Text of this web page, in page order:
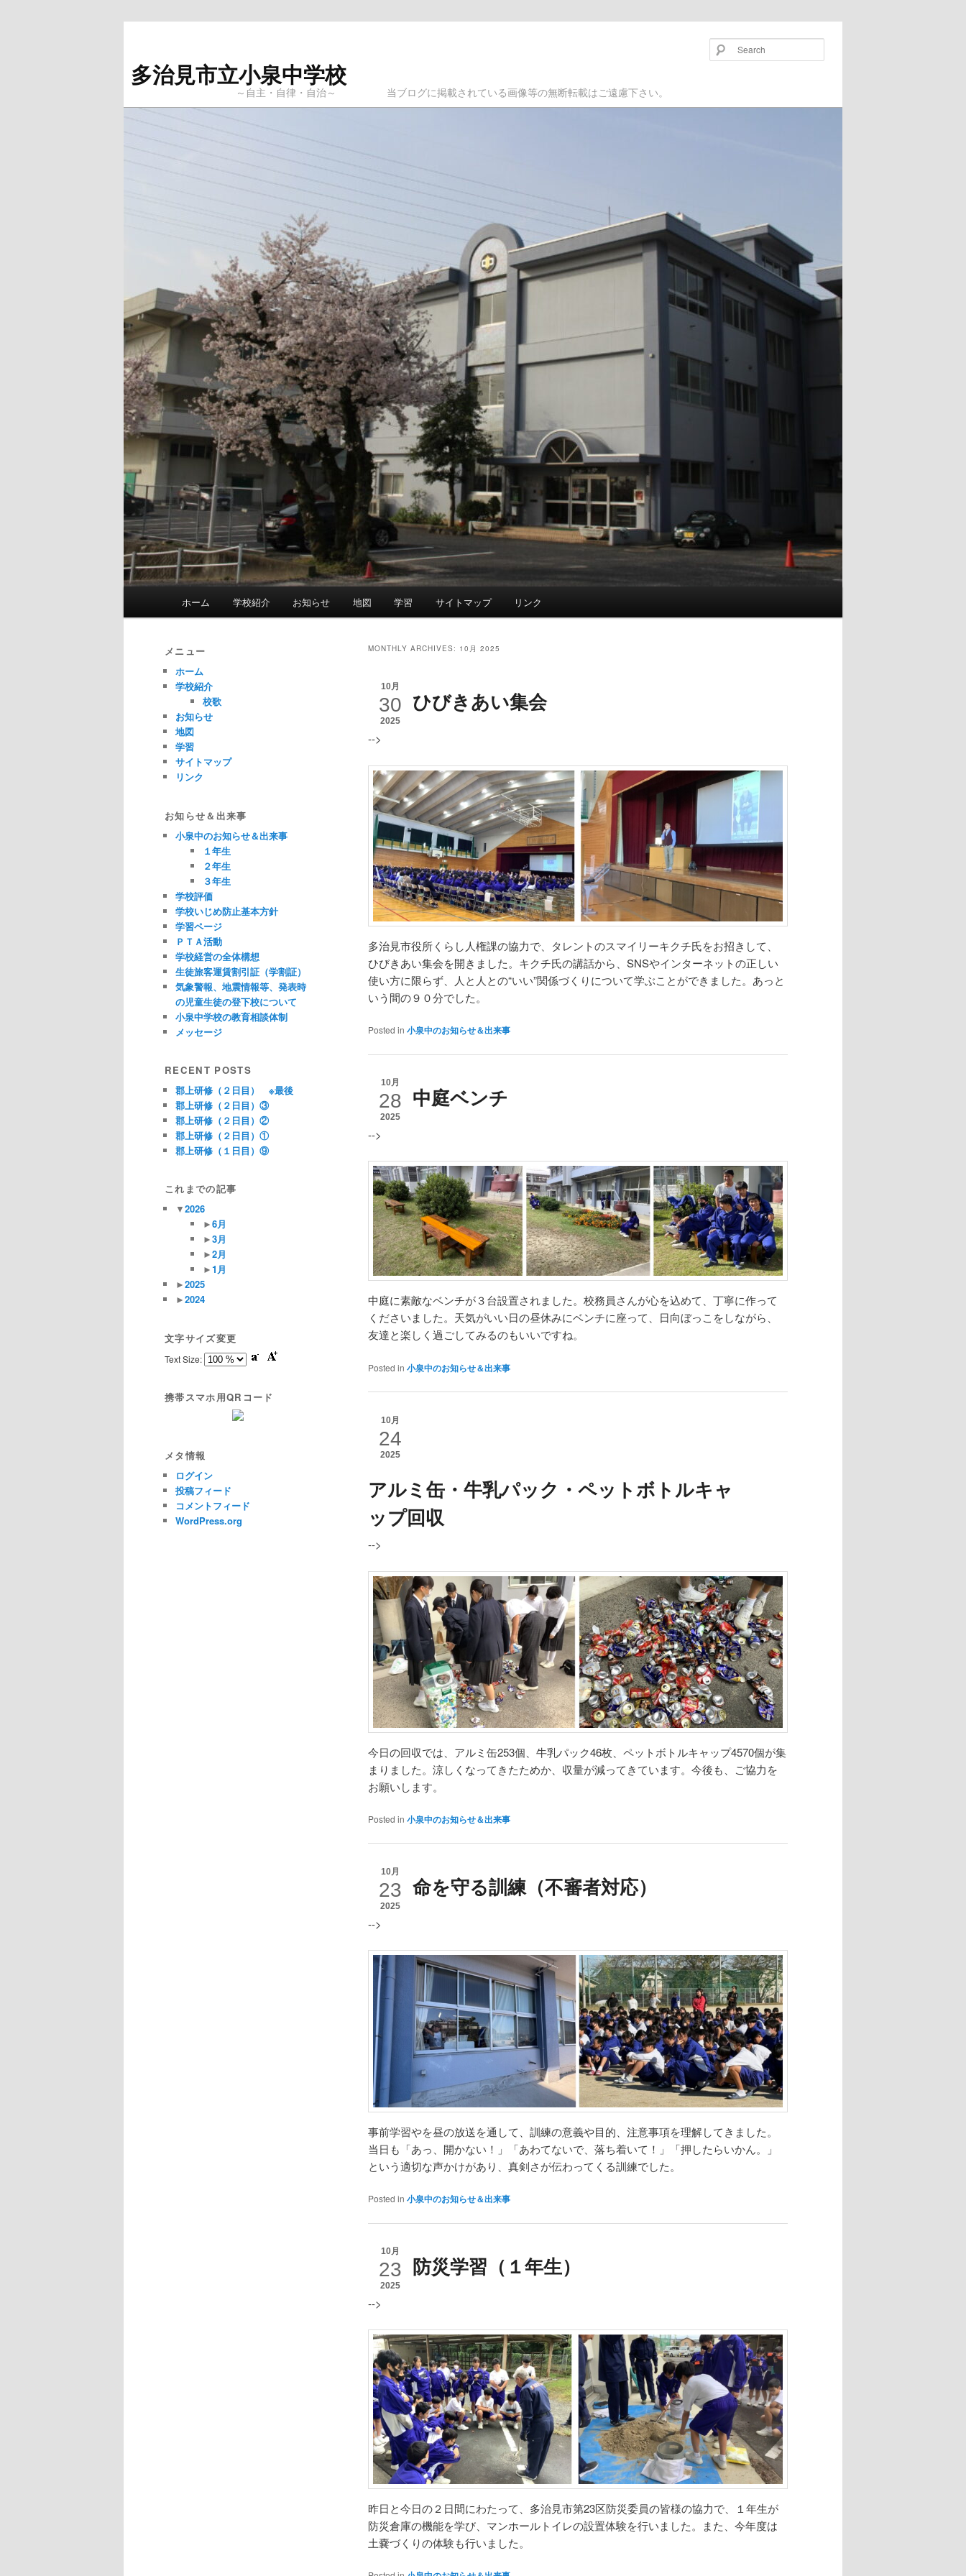
多治見市立小泉中学校
～自主・自律・自治～ 当ブログに掲載されている画像等の無断転載はご遠慮下さい。
ホーム 学校紹介 お知らせ 地図 学習 サイトマップ リンク
MONTHLY ARCHIVES: 10月 2025
10月
30
2025
ひびきあい集会
-->
多治見市役所くらし人権課の協力で、タレントのスマイリーキクチ氏をお招きして、
ひびきあい集会を開きました。キクチ氏の講話から、SNSやインターネットの正しい
使い方に限らず、人と人との“いい”関係づくりについて学ぶことができました。あっと
いう間の９０分でした。
Posted in 小泉中のお知らせ＆出来事
10月
28
2025
中庭ベンチ
-->
中庭に素敵なベンチが３台設置されました。校務員さんが心を込めて、丁寧に作って
くださいました。天気がいい日の昼休みにベンチに座って、日向ぼっこをしながら、
友達と楽しく過ごしてみるのもいいですね。
Posted in 小泉中のお知らせ＆出来事
10月
24
2025
アルミ缶・牛乳パック・ペットボトルキャ
ップ回収
-->
今日の回収では、アルミ缶253個、牛乳パック46枚、ペットボトルキャップ4570個が集
まりました。涼しくなってきたためか、収量が減ってきています。今後も、ご協力を
お願いします。
Posted in 小泉中のお知らせ＆出来事
10月
23
2025
命を守る訓練（不審者対応）
-->
事前学習やを昼の放送を通して、訓練の意義や目的、注意事項を理解してきました。
当日も「あっ、開かない！」「あわてないで、落ち着いて！」「押したらいかん。」
という適切な声かけがあり、真剣さが伝わってくる訓練でした。
Posted in 小泉中のお知らせ＆出来事
10月
23
2025
防災学習（１年生）
-->
昨日と今日の２日間にわたって、多治見市第23区防災委員の皆様の協力で、１年生が
防災倉庫の機能を学び、マンホールトイレの設置体験を行いました。また、今年度は
土嚢づくりの体験も行いました。
メニュー
ホーム
学校紹介
校歌
お知らせ
地図
学習
サイトマップ
リンク
お知らせ＆出来事
小泉中のお知らせ＆出来事
１年生
２年生
３年生
学校評価
学校いじめ防止基本方針
学習ページ
ＰＴＡ活動
学校経営の全体構想
生徒旅客運賃割引証（学割証）
気象警報、地震情報等、発表時
の児童生徒の登下校について
小泉中学校の教育相談体制
メッセージ
RECENT POSTS
郡上研修（２日目） ※最後
郡上研修（２日目）③
郡上研修（２日目）②
郡上研修（２日目）①
郡上研修（１日目）⑨
これまでの記事
▼2026
►6月
►3月
►2月
►1月
►2025
►2024
文字サイズ変更
Text Size:
携帯スマホ用QRコード
メタ情報
ログイン
投稿フィード
コメントフィード
WordPress.org